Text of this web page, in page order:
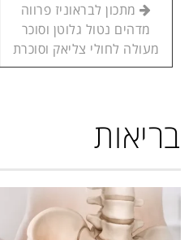
מתכון לבראוניז פרווה
מדהים נטול גלוטן וסוכר
מעולה לחולי צליאק וסוכרת
בריאות